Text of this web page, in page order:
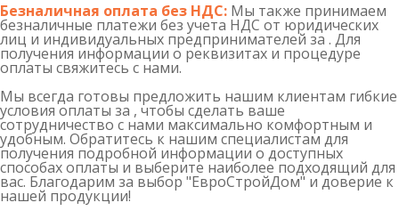
Безналичная оплата без НДС: Мы также принимаем
безналичные платежи без учета НДС от юридических
лиц и индивидуальных предпринимателей за . Для
получения информации о реквизитах и процедуре
оплаты свяжитесь с нами.
Мы всегда готовы предложить нашим клиентам гибкие
условия оплаты за , чтобы сделать ваше
сотрудничество с нами максимально комфортным и
удобным. Обратитесь к нашим специалистам для
получения подробной информации о доступных
способах оплаты и выберите наиболее подходящий для
вас. Благодарим за выбор "ЕвроСтройДом" и доверие к
нашей продукции!